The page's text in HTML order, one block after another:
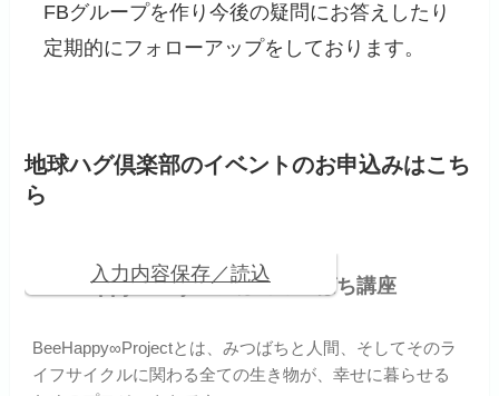
FBグループを作り今後の疑問にお答えしたり
定期的にフォローアップをしております。
地球ハグ倶楽部のイベントのお申込みはこち
ら